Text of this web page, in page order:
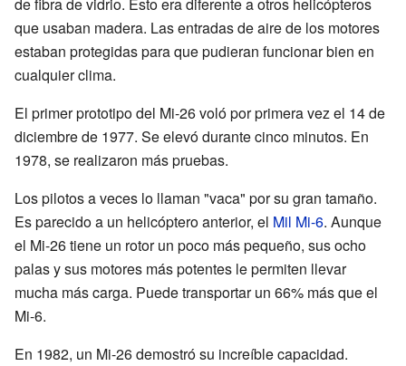
de fibra de vidrio. Esto era diferente a otros helicópteros
que usaban madera. Las entradas de aire de los motores
estaban protegidas para que pudieran funcionar bien en
cualquier clima.
El primer prototipo del Mi-26 voló por primera vez el 14 de
diciembre de 1977. Se elevó durante cinco minutos. En
1978, se realizaron más pruebas.
Los pilotos a veces lo llaman "vaca" por su gran tamaño.
Es parecido a un helicóptero anterior, el Mil Mi-6. Aunque
el Mi-26 tiene un rotor un poco más pequeño, sus ocho
palas y sus motores más potentes le permiten llevar
mucha más carga. Puede transportar un 66% más que el
Mi-6.
En 1982, un Mi-26 demostró su increíble capacidad.